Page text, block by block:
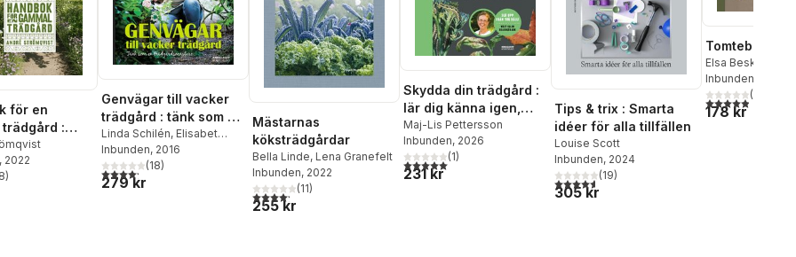
för en
trädgård :
bevara och
, 2022
Totalt antal röster:
8)
Genvägar till vacker
trädgård : tänk som en
trädgårdsmästare
Linda Schilén, Elisabet
Broomé
Inbunden, 2016
4,2utav 5 stjärnor. Totalt antal röster:
(18)
279 kr
Mästarnas
köksträdgårdar
Bella Linde, Lena Granefelt
Inbunden, 2022
4,2utav 5 stjärnor. Totalt antal röster:
(11)
255 kr
Skydda din trädgård :
lär dig känna igen,
förebygga och
åtgärda skadegörare i
trädgården
Maj-Lis Pettersson
Inbunden, 2026
5,0utav 5 stjärnor. Totalt antal röster:
(1)
231 kr
Tips & trix : Smarta
idéer för alla tillfällen
Louise Scott
Inbunden, 2024
4,6utav 5 stjärnor. Totalt antal röster:
(19)
305 kr
Elsa Beskow
Inbunden
4,9utav 5(
178 kr